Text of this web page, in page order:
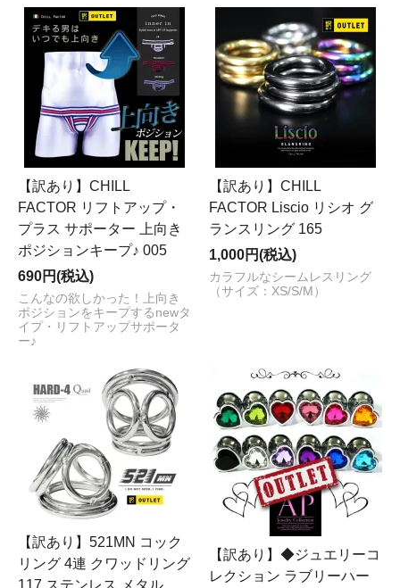
【訳あり】CHILL
FACTOR リフトアップ・
プラス サポーター 上向き
ポジションキープ♪ 005
690円(税込)
こんなの欲しかった！上向き
ポジションをキープするnewタ
イプ・リフトアップサポータ
ー♪
【訳あり】CHILL
FACTOR Liscio リシオ グ
ランスリング 165
1,000円(税込)
カラフルなシームレスリング
（サイズ：XS/S/M）
【訳あり】521MN コック
リング 4連 クワッドリング
【訳あり】◆ジュエリーコ
レクション ラブリーハー